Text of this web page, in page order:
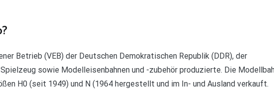
Betrieb (VEB) der Deutschen Demokratischen Republik (DDR), der
sowie Modelleisenbahnen und -zubehör produzierte. Die
H0 (seit 1949) und N (1964 hergestellt und im In- und Ausland verkauft.